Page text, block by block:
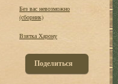
Без вас невозможно
(сборник)
Взятка Харону
Поделиться